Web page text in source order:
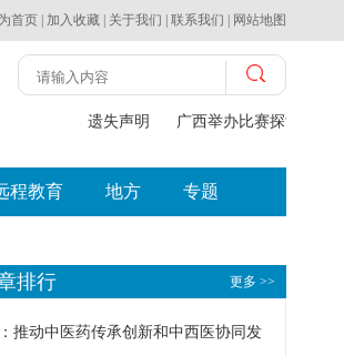
首页 加入收藏 关于我们 联系我们 网站地图
遗失声明 广西举办比赛探索中（
程教育 地方 专题
更多 >>
排行
推动中医药传承创新和中西医协同发